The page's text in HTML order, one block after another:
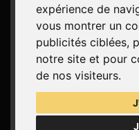
expérience de
vous montrer un
publicités ciblées,
notre site et pour
de nos visiteurs.
Panier(vide)
Aucun produit
Livraison gratuite !
Livraison